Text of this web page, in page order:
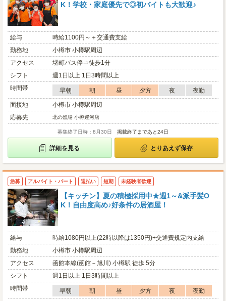
K！学校・家庭優先で◎初バイトも大歓迎♪
給与
時給1100円～＋交通費支給
勤務地
小樽市 小樽駅周辺
アクセス
堺町バス停⇒徒歩1分
シフト
週1日以上 1日3時間以上
時間帯
早朝 朝 昼 夕方 夜
夜勤
面接地
小樽市 小樽駅周辺
応募先
北の漁場 小樽運河店
募集終了日時：8月30日 掲載終了まであと24日
詳細を見る とりあえず保存
急募 アルバイト・パート 週払い 短期 未経験者歓迎
【キッチン】夏の積極採用中★週1～&派手髪O
K！自由度高め♪好条件の居酒屋！
給与
時給1080円以上(22時以降は1350円)+交通費規定内支給
勤務地
小樽市 小樽駅周辺
アクセス
函館本線(函館－旭川) 小樽駅 徒歩 5分
シフト
週1日以上 1日3時間以上
時間帯
早朝 朝 昼 夕方 夜
夜勤